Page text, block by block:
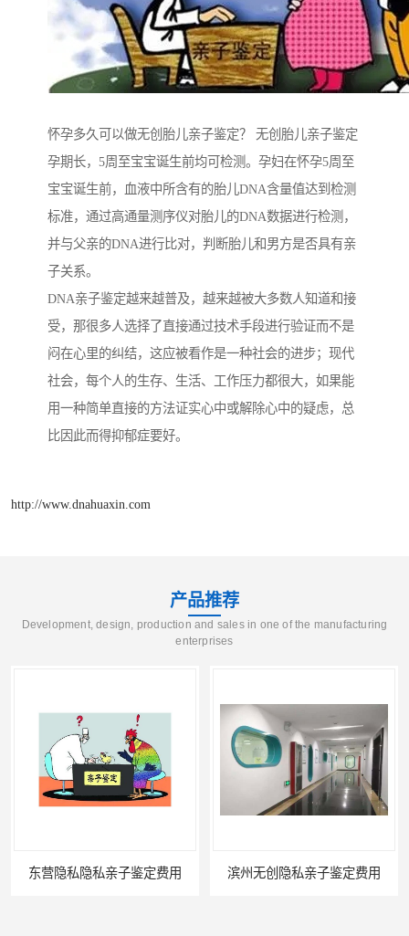
怀孕多久可以做无创胎儿亲子鉴定？ 无创胎儿亲子鉴定
孕期长，5周至宝宝诞生前均可检测。孕妇在怀孕5周至
宝宝诞生前，血液中所含有的胎儿DNA含量值达到检测
标准，通过高通量测序仪对胎儿的DNA数据进行检测，
并与父亲的DNA进行比对，判断胎儿和男方是否具有亲
子关系。
DNA亲子鉴定越来越普及，越来越被大多数人知道和接
受，那很多人选择了直接通过技术手段进行验证而不是
闷在心里的纠结，这应被看作是一种社会的进步；现代
社会，每个人的生存、生活、工作压力都很大，如果能
用一种简单直接的方法证实心中或解除心中的疑虑，总
比因此而得抑郁症要好。
http://www.dnahuaxin.com
产品推荐
Development, design, production and sales in one of the manufacturing
enterprises
东营隐私隐私亲子鉴定费用 滨州无创隐私亲子鉴定费用